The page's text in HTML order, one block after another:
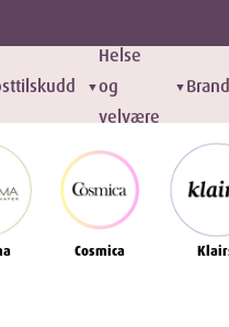
▼
Helse
og
velvære
▼
Cosmica